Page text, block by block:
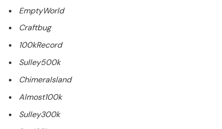
EmptyWorld
Craftbug
100kRecord
Sulley500k
ChimeraIsland
Almost100k
Sulley300k